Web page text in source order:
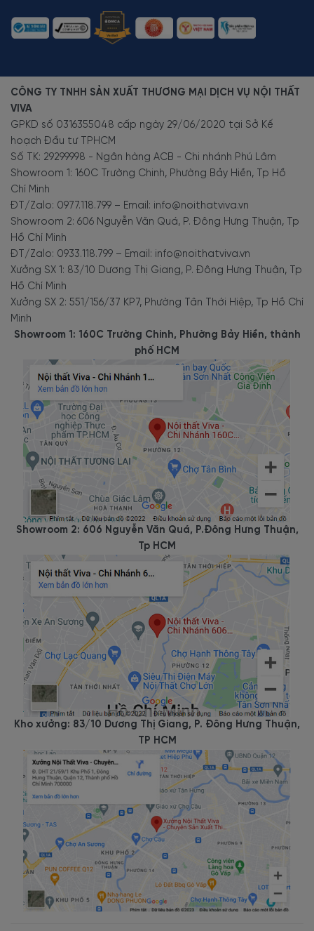
CÔNG TY TNHH SẢN XUẤT THƯƠNG MẠI DỊCH VỤ NỘI THẤT
VIVA
GPKD số 0316355048 cấp ngày 29/06/2020 tại Sở Kế
hoạch Đầu tư TPHCM
Số TK: 29299998 - Ngân hàng ACB - Chi nhánh Phú Lâm
Showroom 1: 160C Trường Chinh, Phường Bảy Hiền, Tp Hồ
Chí Minh
ĐT/Zalo: 0977.118.799 – Email: info@noithatviva.vn
Showroom 2: 606 Nguyễn Văn Quá, P. Đông Hưng Thuận, Tp
Hồ Chí Minh
ĐT/Zalo: 0933.118.799 – Email: info@noithatviva.vn
Xưởng SX 1: 83/10 Dương Thị Giang, P. Đông Hưng Thuận, Tp
Hồ Chí Minh
Xưởng SX 2: 551/156/37 KP7, Phường Tân Thới Hiệp, Tp Hồ Chí
Minh
Showroom 1: 160C Trường Chinh, Phường Bảy Hiền, thành
phố HCM
Showroom 2: 606 Nguyễn Văn Quá, P.Đông Hưng Thuận,
Tp HCM
Kho xưởng: 83/10 Dương Thị Giang, P. Đông Hưng Thuận,
TP HCM